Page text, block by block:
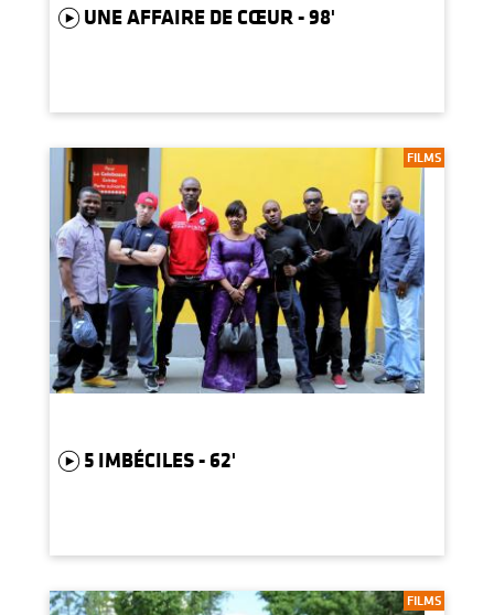
UNE AFFAIRE DE CŒUR - 98'
FILMS
5 IMBÉCILES - 62'
FILMS